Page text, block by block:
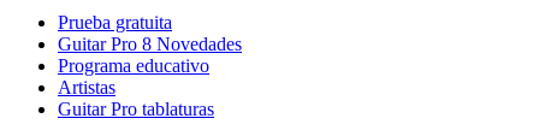
Prueba gratuita
Guitar Pro 8 Novedades
Programa educativo
Artistas
Guitar Pro tablaturas